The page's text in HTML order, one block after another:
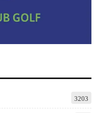
3203